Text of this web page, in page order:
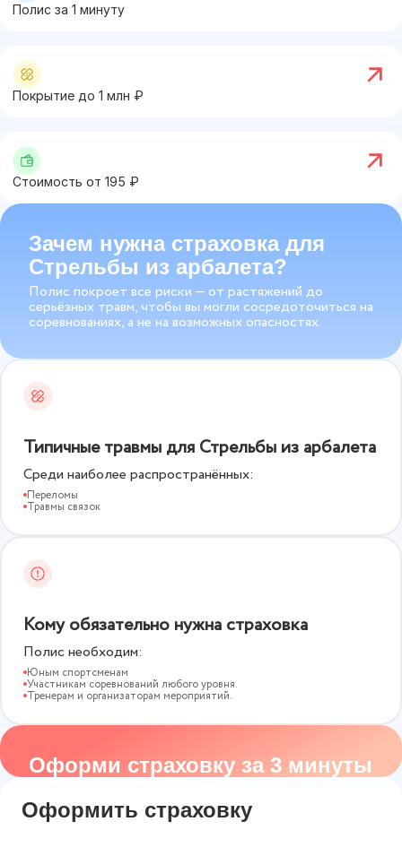
Полис за 1 минуту
Покрытие до 1 млн ₽
Стоимость от 195 ₽
Типичные травмы для Стрельбы из арбалета
Среди наиболее распространённых:
Переломы
Травмы связок
Кому обязательно нужна страховка
Полис необходим:
Юным спортсменам
Участникам соревнований любого уровня.
Тренерам и организаторам мероприятий.
Зачем нужна страховка для
Стрельбы из арбалета?
Полис покроет все риски — от растяжений до
серьёзных травм, чтобы вы могли сосредоточиться на
соревнованиях, а не на возможных опасностях.
Оформи страховку за 3 минуты
Оформить страховку